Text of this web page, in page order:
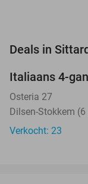
Deals in
TODAY
Italiaans 4-
Osteria 27
Dilsen-Stokkem
Verkocht: 23